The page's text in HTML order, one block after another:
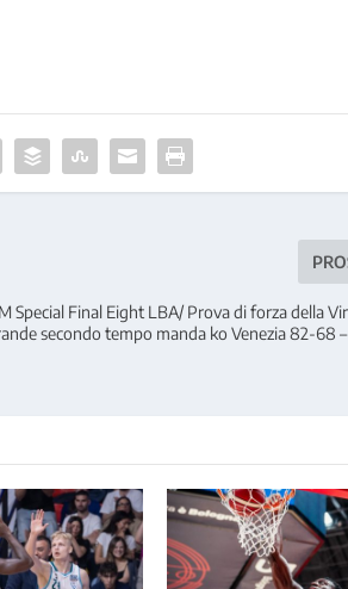
Special Final Eight LBA/ Prova di forza della
secondo tempo manda ko Venezia 82-68